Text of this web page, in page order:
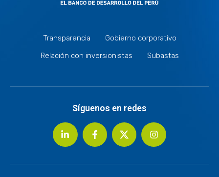
Transparencia
Gobierno corporativo
Relación con inversionistas
Subastas
Síguenos en redes